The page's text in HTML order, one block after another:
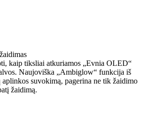
kaip tiksliai atkuriamos „Evnia OLED“
Naujoviška „Ambiglow“ funkcija iš
suvokimą, pagerina ne tik žaidimo
žaidimą.